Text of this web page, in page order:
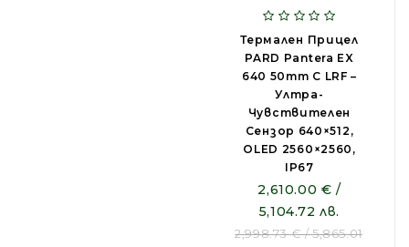
Термален Прицел
PARD Pantera EX
640 50mm С LRF –
Ултра-
Чувствителен
Сензор 640×512,
OLED 2560×2560,
IP67
2,610.00 € /
5,104.72 лв.
2,998.73 € / 5,865.01